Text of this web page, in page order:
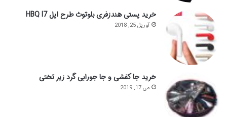
خرید پستی هندزفری بلوتوث طرح اپل HBQ I7
آوریل 25, 2018
خرید جا کفشی و جا جورابی گرد زیر تختی
می 17, 2019